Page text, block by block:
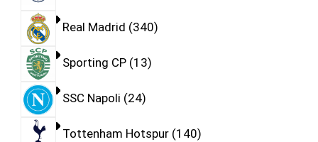
Real Madrid 340
Sporting CP 13
SSC Napoli 24
Tottenham Hotspur 140